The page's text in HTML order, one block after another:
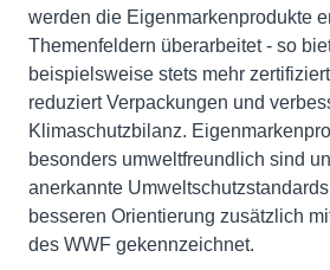
werden die Eigenmarkenprodukte
Themenfeldern überarbeitet - so
beispielsweise stets mehr
reduziert Verpackungen und
Klimaschutzbilanz.
besonders umweltfreundlich sind
anerkannte
besseren Orientierung zusätzlich
des WWF gekennzeichnet.